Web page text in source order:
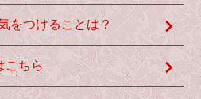
をつけることは？
こちら